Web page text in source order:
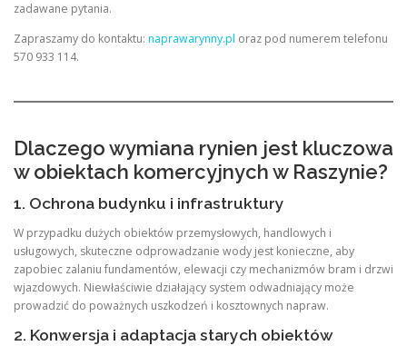
zadawane pytania.
Zapraszamy do kontaktu: naprawarynny.pl oraz pod numerem telefonu
570 933 114.
Dlaczego wymiana rynien jest kluczowa
w obiektach komercyjnych w Raszynie?
1. Ochrona budynku i infrastruktury
W przypadku dużych obiektów przemysłowych, handlowych i
usługowych, skuteczne odprowadzanie wody jest konieczne, aby
zapobiec zalaniu fundamentów, elewacji czy mechanizmów bram i drzwi
wjazdowych. Niewłaściwie działający system odwadniający może
prowadzić do poważnych uszkodzeń i kosztownych napraw.
2. Konwersja i adaptacja starych obiektów